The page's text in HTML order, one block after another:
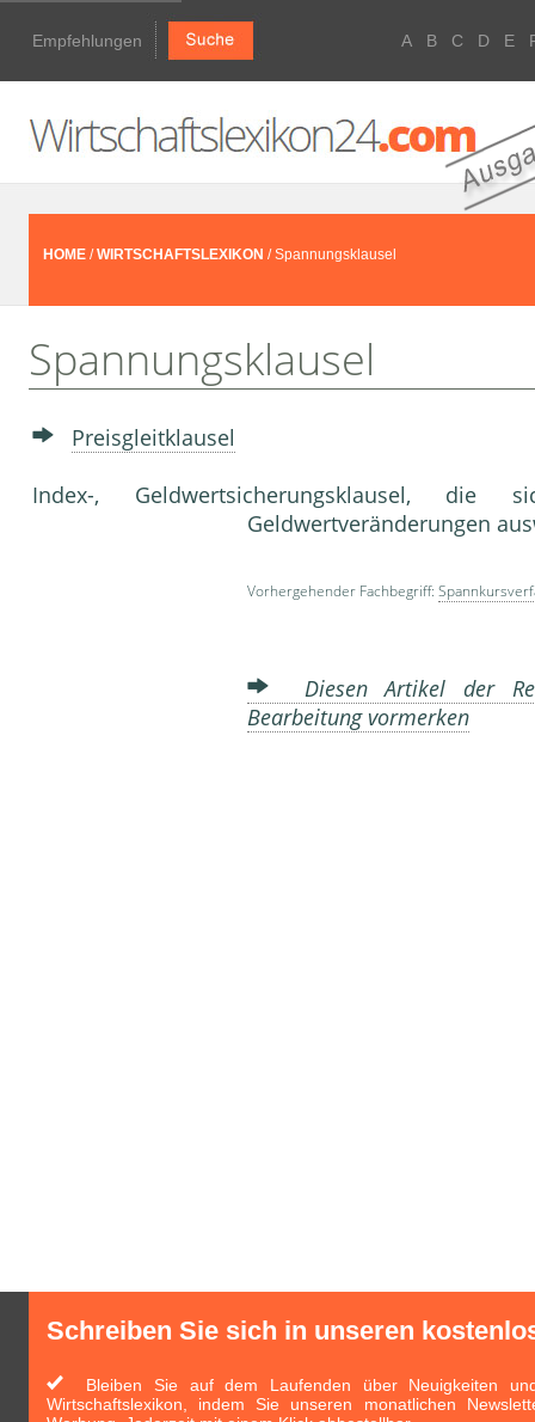
Empfehlungen A B C D E
HOME /WIRTSCHAFTSLEXIKON / Spannungsklausel
Spannungsklausel
Preisgleitklausel
Index-, Geldwertsicherungsklausel,
Geldwertveränderungen
Vorhergehender Fachbegriff:
Diesen Artikel der
Bearbeitung vormerken
Schreiben Sie sich in unseren
Bleiben Sie auf dem Laufenden über Neuigkeiten
Wirtschaftslexikon, indem Sie unseren monatlichen